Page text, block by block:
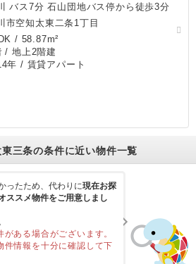
バス7分 石山団地バス停から徒歩3分
市空知太東二条1丁目
/ 58.87m²
/ 地上2階建
年 / 賃貸アパート
三条の条件に近い物件一覧
ったため、代わりに現在お探
ススメ物件をご用意しまし
ある場合がございます。
件情報を十分に確認して下